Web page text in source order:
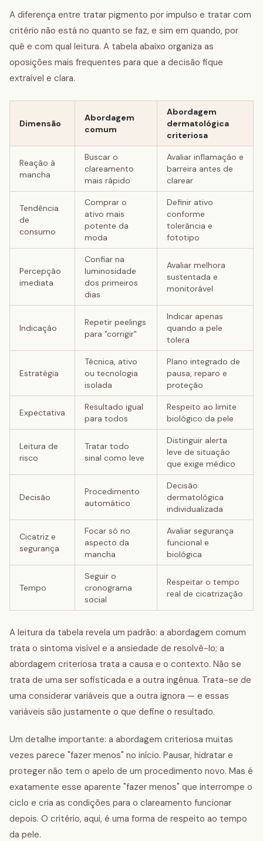
A diferença entre tratar pigmento por impulso e tratar com
critério não está no quanto se faz, e sim em quando, por
quê e com qual leitura. A tabela abaixo organiza as
oposições mais frequentes para que a decisão fique
extraível e clara.
Dimensão
Abordagem
comum
Abordagem
dermatológica
criteriosa
Reação à
mancha
Buscar o
clareamento
mais rápido
Avaliar inflamação e
barreira antes de
clarear
Tendência
de
consumo
Comprar o
ativo mais
potente da
moda
Definir ativo
conforme
tolerância e
fototipo
Percepção
imediata
Confiar na
luminosidade
dos primeiros
dias
Avaliar melhora
sustentada e
monitorável
Indicação
Repetir peelings
para "corrigir"
Indicar apenas
quando a pele
tolera
Estratégia
Técnica, ativo
ou tecnologia
isolada
Plano integrado de
pausa, reparo e
proteção
Expectativa
Resultado igual
para todos
Respeito ao limite
biológico da pele
Leitura de
risco
Tratar todo
sinal como leve
Distinguir alerta
leve de situação
que exige médico
Decisão
Procedimento
automático
Decisão
dermatológica
individualizada
Cicatriz e
segurança
Focar só no
aspecto da
mancha
Avaliar segurança
funcional e
biológica
Tempo
Seguir o
cronograma
social
Respeitar o tempo
real de cicatrização
A leitura da tabela revela um padrão: a abordagem comum
trata o sintoma visível e a ansiedade de resolvê-lo; a
abordagem criteriosa trata a causa e o contexto. Não se
trata de uma ser sofisticada e a outra ingênua. Trata-se de
uma considerar variáveis que a outra ignora — e essas
variáveis são justamente o que define o resultado.
Um detalhe importante: a abordagem criteriosa muitas
vezes parece "fazer menos" no início. Pausar, hidratar e
proteger não tem o apelo de um procedimento novo. Mas é
exatamente esse aparente "fazer menos" que interrompe o
ciclo e cria as condições para o clareamento funcionar
depois. O critério, aqui, é uma forma de respeito ao tempo
da pele.